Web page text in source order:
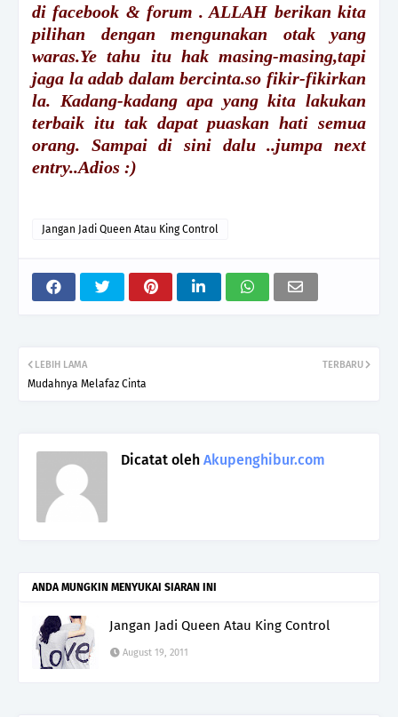
di facebook & forum . ALLAH berikan kita
pilihan dengan mengunakan otak yang
waras.Ye tahu itu hak masing-masing,tapi
jaga la adab dalam bercinta.so fikir-fikirkan
la. Kadang-kadang apa yang kita lakukan
terbaik itu tak dapat puaskan hati semua
orang. Sampai di sini dalu ..jumpa next
entry..Adios :)
Jangan Jadi Queen Atau King Control
TERBARU
LEBIH LAMA
Mudahnya Melafaz Cinta
Dicatat oleh Akupenghibur.com
ANDA MUNGKIN MENYUKAI SIARAN INI
Jangan Jadi Queen Atau King Control
August 19, 2011